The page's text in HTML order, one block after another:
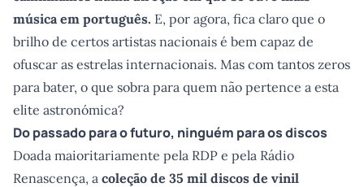
música em português. E, por agora, fica claro que o
brilho de certos artistas nacionais é bem capaz de
ofuscar as estrelas internacionais. Mas com tantos zeros
para bater, o que sobra para quem não pertence a esta
elite astronómica?
Do passado para o futuro, ninguém para os discos
Doada maioritariamente pela RDP e pela Rádio
Renascença, a coleção de 35 mil discos de vinil